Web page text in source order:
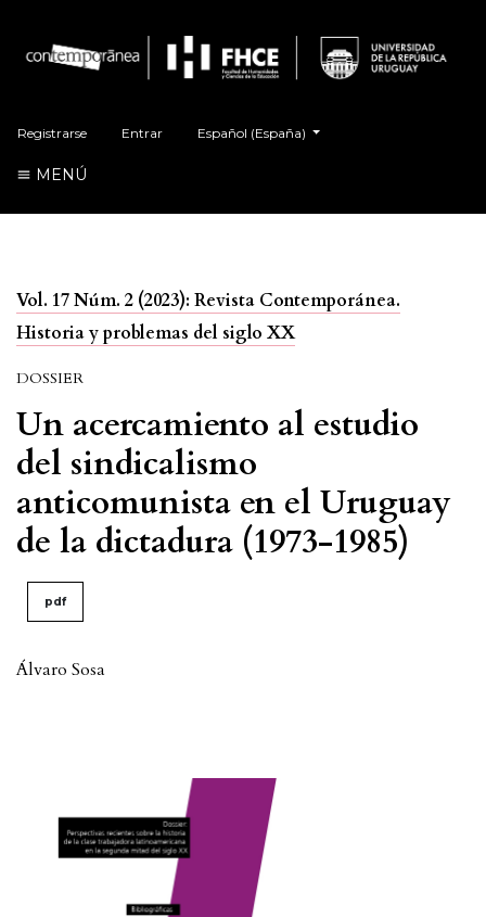
Registrarse Entrar Español (España)
MENÚ
Vol. 17 Núm. 2 (2023): Revista Contemporánea.
Historia y problemas del siglo XX
DOSSIER
Un acercamiento al estudio
del sindicalismo
anticomunista en el Uruguay
de la dictadura (1973-1985)
pdf
Álvaro Sosa